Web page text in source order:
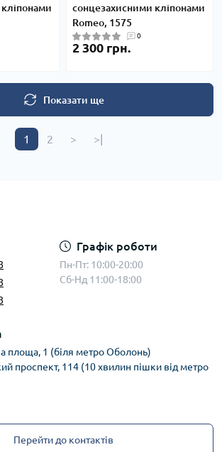
сонцезахисними кліпонами
Romeo, 1575
0
2 300 грн.
Показати ще
1 2 > >|
Графік роботи
Пн-Пт: 10:00-20:00
Сб-Нд 11:00-18:00
площа, 1 (біля метро Оболонь)
проспект, 114 (10 хвилин пішки від метро
Перейти до контактів